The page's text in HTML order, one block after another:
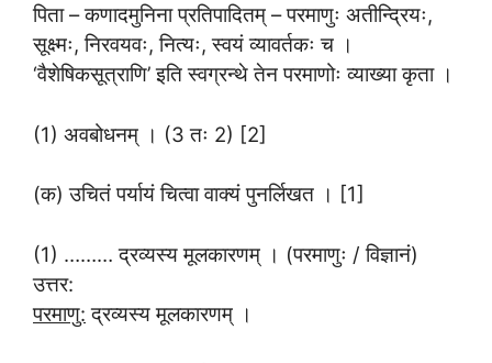
पिता – कणादमुनिना प्रतिपादितम् – परमाणुः अतीन्द्रियः,
सूक्ष्मः, निरवयवः, नित्यः, स्वयं व्यावर्तकः च ।
‘वैशेषिकसूत्राणि’ इति स्वग्रन्थे तेन परमाणोः व्याख्या कृता ।
(1) अवबोधनम् । (3 तः 2) [2]
(क) उचितं पर्यायं चित्वा वाक्यं पुनर्लिखत । [1]
(1) ……… द्रव्यस्य मूलकारणम् । (परमाणुः / विज्ञानं)
उत्तर:
परमाणु: द्रव्यस्य मूलकारणम् ।